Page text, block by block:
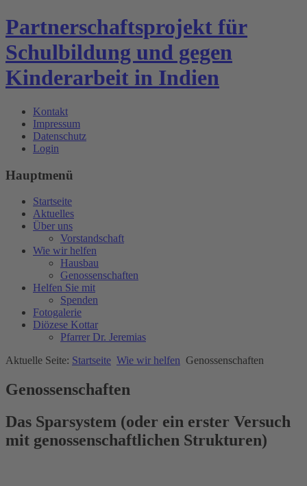
Partnerschaftsprojekt für
Schulbildung und gegen
Kinderarbeit in Indien
Kontakt
Impressum
Datenschutz
Login
Hauptmenü
Startseite
Aktuelles
Über uns
Vorstandschaft
Wie wir helfen
Hausbau
Genossenschaften
Helfen Sie mit
Spenden
Fotogalerie
Diözese Kottar
Pfarrer Dr. Jeremias
Aktuelle Seite: Startseite Wie wir helfen Genossenschaften
Genossenschaften
Das Sparsystem (oder ein erster Versuch
mit genossenschaftlichen Strukturen)